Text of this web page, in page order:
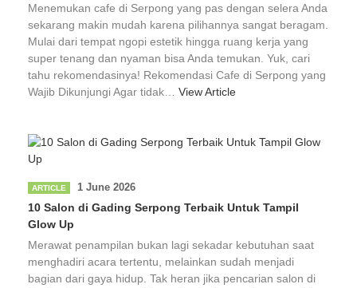
Menemukan cafe di Serpong yang pas dengan selera Anda
sekarang makin mudah karena pilihannya sangat beragam.
Mulai dari tempat ngopi estetik hingga ruang kerja yang
super tenang dan nyaman bisa Anda temukan. Yuk, cari
tahu rekomendasinya! Rekomendasi Cafe di Serpong yang
Wajib Dikunjungi Agar tidak… View Article
ARTICLE 1 June 2026
10 Salon di Gading Serpong Terbaik Untuk Tampil
Glow Up
Merawat penampilan bukan lagi sekadar kebutuhan saat
menghadiri acara tertentu, melainkan sudah menjadi
bagian dari gaya hidup. Tak heran jika pencarian salon di